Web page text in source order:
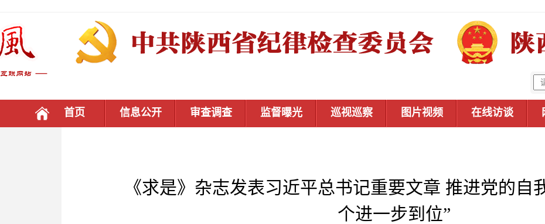
首页 信息公开 审查调查 监督曝光 巡视巡察 图片视频 在线访谈
《求是》杂志发表习近平总书记重要文章 推进党的自
个进一步到位”